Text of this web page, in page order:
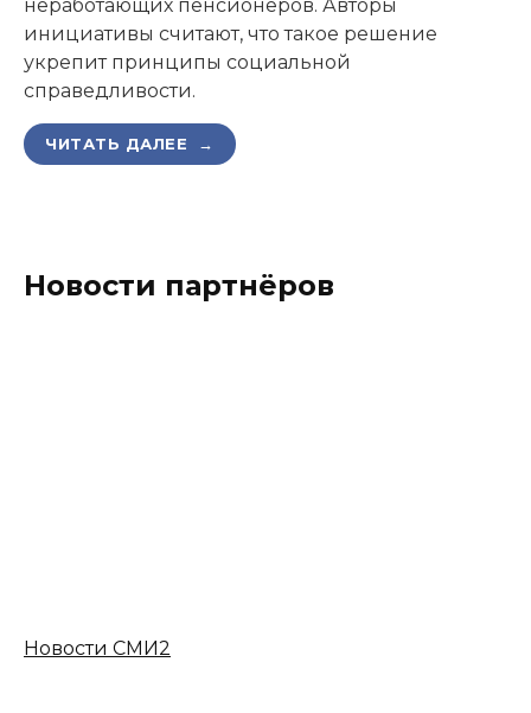
неработающих пенсионеров. Авторы
инициативы считают, что такое решение
укрепит принципы социальной
справедливости.
ЧИТАТЬ ДАЛЕЕ →
Новости партнёров
Новости СМИ2